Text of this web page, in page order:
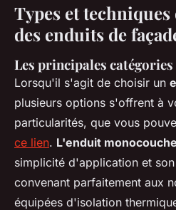
Types et
des enduits de
Les principales
Lorsqu'il s'agit de choisir un
plusieurs options s'offrent à
particularités, que vous
ce lien. L'enduit monocouche
simplicité d'application et
convenant parfaitement aux
équipées d'isolation